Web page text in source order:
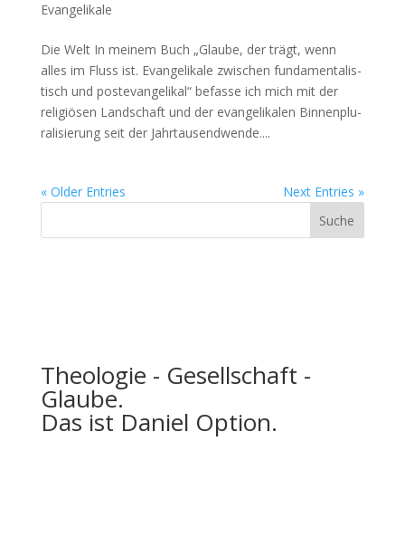
Evangelikale
Die Welt In meinem Buch „Glaube, der trägt, wenn
alles im Fluss ist. Evan­ge­likale zwis­chen fun­da­men­tal­is­
tisch und poste­van­ge­likal“ befasse ich mich mit der
religiösen Land­schaft und der evan­ge­likalen Bin­nen­plu­
ral­isierung seit der Jahrtausendwende....
« Older Entries Next Entries »
Theologie - Gesellschaft -
Glaube.
Das ist Daniel Option.